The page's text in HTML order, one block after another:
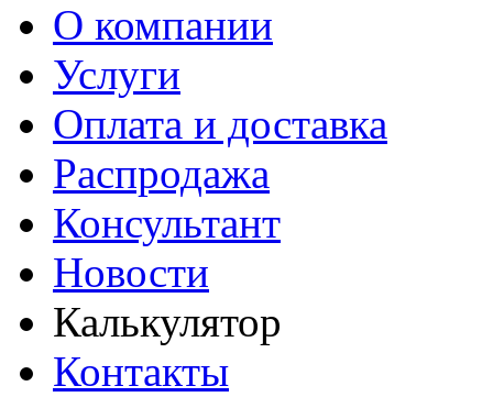
О компании
Услуги
Оплата и доставка
Распродажа
Консультант
Новости
Калькулятор
Контакты